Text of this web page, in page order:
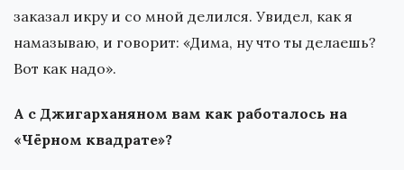
заказал икру и со мной делился. Увидел, как я
намазываю, и говорит: «Дима, ну что ты делаешь?
Вот как надо».
А с Джигарханяном вам как работалось на
«Чёрном квадрате»?